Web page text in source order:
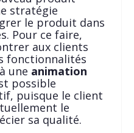
stratégie
le produit dans
Pour ce faire,
aux clients
fonctionnalités
une animation
possible
puisque le client
le
sa qualité.